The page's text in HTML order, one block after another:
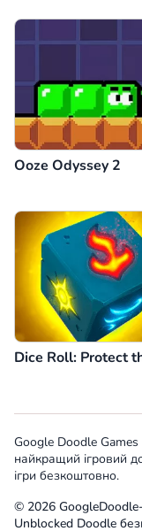
Ooze Odyssey 2
Dice Roll: Protect
Google Doodle
найкращий ігровий
ігри безкоштовно.
© 2026
Unblocked Doodle